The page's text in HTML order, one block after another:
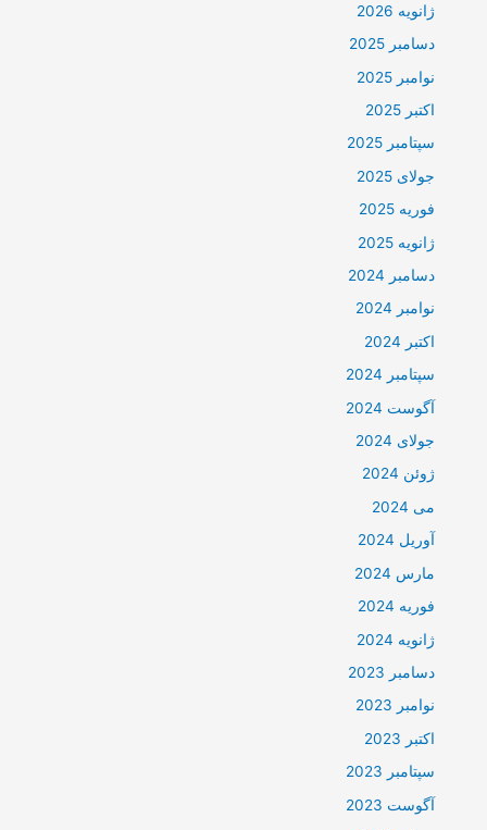
ژانویه 2026
دسامبر 2025
نوامبر 2025
اکتبر 2025
سپتامبر 2025
جولای 2025
فوریه 2025
ژانویه 2025
دسامبر 2024
نوامبر 2024
اکتبر 2024
سپتامبر 2024
آگوست 2024
جولای 2024
ژوئن 2024
می 2024
آوریل 2024
مارس 2024
فوریه 2024
ژانویه 2024
دسامبر 2023
نوامبر 2023
اکتبر 2023
سپتامبر 2023
آگوست 2023